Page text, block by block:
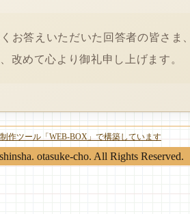
お答えいただいた回答者の皆さま
改めて心より御礼申し上げます。
作ツール「WEB-BOX」で構築しています
otasuke-cho. All Rights Reserved.